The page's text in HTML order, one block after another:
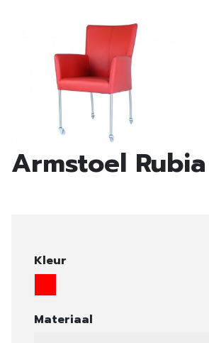
Armstoel Rubia
Kleur
Materiaal